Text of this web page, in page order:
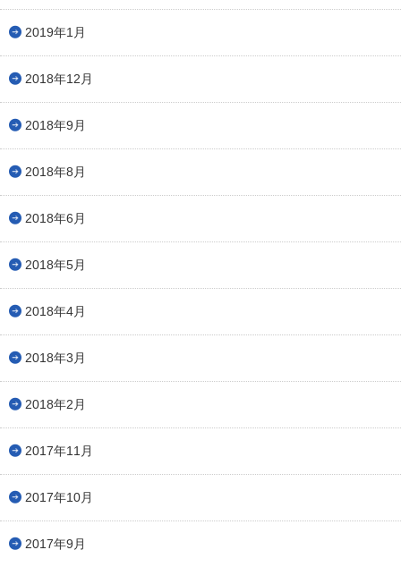
2019年1月
2018年12月
2018年9月
2018年8月
2018年6月
2018年5月
2018年4月
2018年3月
2018年2月
2017年11月
2017年10月
2017年9月